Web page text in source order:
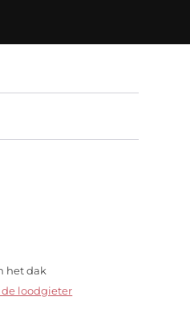
het dak
loodgieter